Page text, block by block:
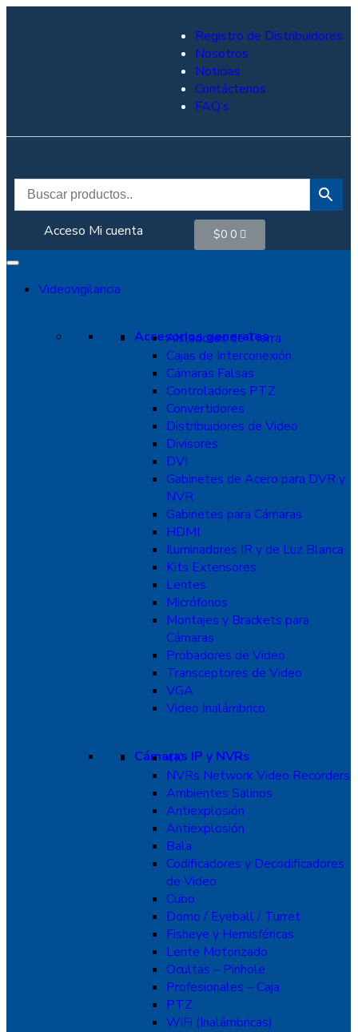
Registro de Distribuidores
Nosotros
Noticias
Contáctenos
FAQ’s
Acceso Mi cuenta $0 0
Videovigilancia
Accesorios generales
Aisladores de Tierra
Cajas de Interconexión
Cámaras Falsas
Controladores PTZ
Convertidores
Distribuidores de Video
Divisores
DVI
Gabinetes de Acero para DVR y
NVR
Gabinetes para Cámaras
HDMI
Iluminadores IR y de Luz Blanca
Kits Extensores
Lentes
Micrófonos
Montajes y Brackets para
Cámaras
Probadores de Video
Transceptores de Video
VGA
Video Inalámbrico
Cámaras IP y NVRs
4K
NVRs Network Video Recorders
Ambientes Salinos
Antiexplosión
Antiexplosión
Bala
Codificadores y Decodificadores
de Video
Cubo
Domo / Eyeball / Turret
Fisheye y Hemisféricas
Lente Motorizado
Ocultas – Pinhole
Profesionales – Caja
PTZ
WiFi (Inalámbricas)